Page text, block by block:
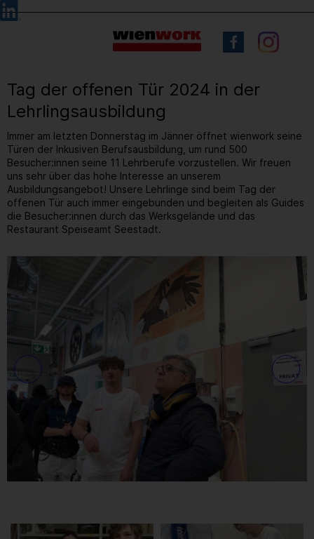
Barrierefreie
Bedienung
Sprachauswahl
Tag der offenen Tür 2024 in der
Lehrlingsausbildung
Immer am letzten Donnerstag im Jänner öffnet wienwork seine
Türen der Inkusiven Berufsausbildung, um rund 500
Besucher:innen seine 11 Lehrberufe vorzustellen. Wir freuen
uns sehr über das hohe Interesse an unserem
Ausbildungsangebot! Unsere Lehrlinge sind beim Tag der
offenen Tür auch immer eingebunden und begleiten als Guides
die Besucher:innen durch das Werksgelände und das
Restaurant Speiseamt Seestadt.
10/ 61